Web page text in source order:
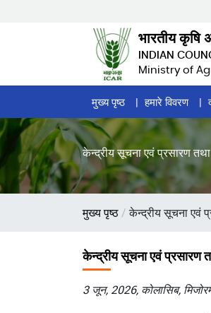
भारतीय कृषि
INDIAN
Ministry of
Home
Page
Menu
मुख्य पृष्ठ हमारे विवरण
केन्द्रीय सूचना एवं प्रसारण तथा
पग
मुख्य पृष्ठ केन्द्रीय सूचना एवं
केन्द्रीय सूचना एवं प्रसारण
3 जून, 2026, कोलासिब,